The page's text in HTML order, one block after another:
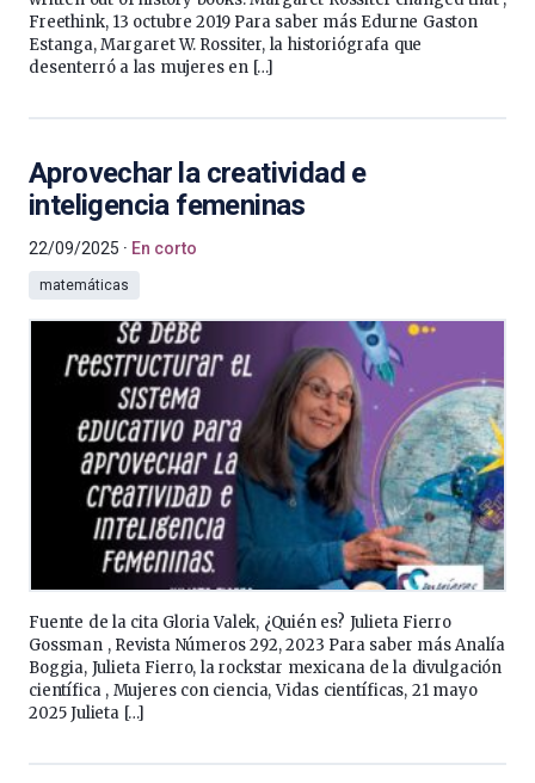
Freethink, 13 octubre 2019 Para saber más Edurne Gaston
Estanga, Margaret W. Rossiter, la historiógrafa que
desenterró a las mujeres en […]
Aprovechar la creatividad e
inteligencia femeninas
22/09/2025 En corto
matemáticas
Fuente de la cita Gloria Valek, ¿Quién es? Julieta Fierro
Gossman , Revista Números 292, 2023 Para saber más Analía
Boggia, Julieta Fierro, la rockstar mexicana de la divulgación
científica , Mujeres con ciencia, Vidas científicas, 21 mayo
2025 Julieta […]